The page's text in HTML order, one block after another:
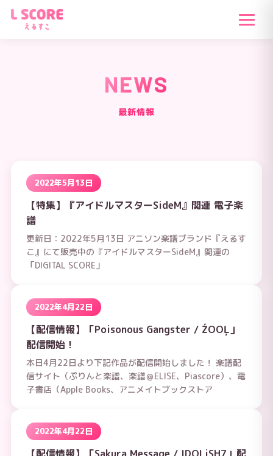
NEWS
最新情報
2022年5月13日
【特集】『アイドルマスターSideM』関連 電子楽
譜
更新日：2022年5月13日 アニソン楽譜ブランド『えるす
こ』にて販売中の『アイドルマスターSideM』関連の
「DIGITAL SCORE」
2022年4月22日
【配信情報】「Poisonous Gangster / ŹOOĻ」
配信開始！
本日4月22日より下記作品が配信開始しました！ 楽譜配
信サイト（ぷりんと楽譜、楽譜＠ELISE、Piascore）、電
子書店（Apple Books、アニメイトブックストア
2022年4月22日